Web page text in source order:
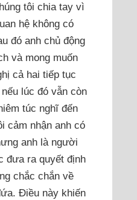
tôi chia tay vì
hệ không có
đó anh chủ động
và mong muốn
cả hai tiếp tục
lúc đó vẫn còn
túc nghĩ đến
cảm nhận anh có
anh là người
đưa ra quyết định
chắc chắn về
Điều này khiến